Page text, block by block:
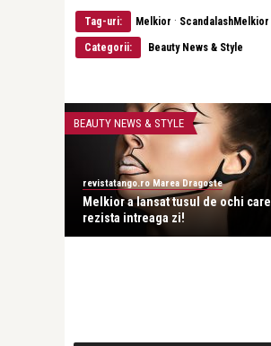
Tag-uri: Melkior · ScandalashMelkior
Categorii: Beauty News & Style
BEAUTY NEWS & STYLE
revistatango.ro Marea Dragoste
Melkior a lansat tusul de ochi care
rezista intreaga zi!